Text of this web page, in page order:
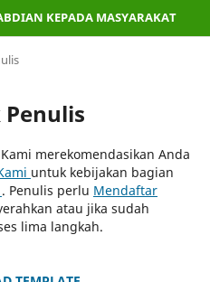
KEPADA MASYARAKAT
merekomendasikan Anda
untuk kebijakan bagian
. Penulis perlu Mendaftar
atau jika sudah
lima langkah.